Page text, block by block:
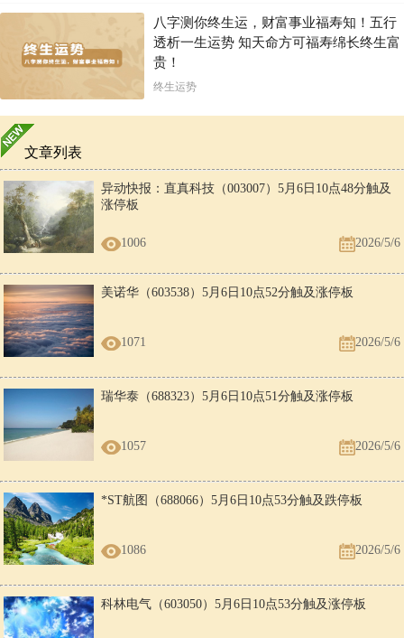
八字测你终生运，财富事业福寿知！五行
透析一生运势 知天命方可福寿绵长终生富
贵！
终生运势
文章列表
异动快报：直真科技（003007）5月6日10点48分触及
涨停板
1006 2026/5/6
美诺华（603538）5月6日10点52分触及涨停板
1071 2026/5/6
瑞华泰（688323）5月6日10点51分触及涨停板
1057 2026/5/6
*ST航图（688066）5月6日10点53分触及跌停板
1086 2026/5/6
科林电气（603050）5月6日10点53分触及涨停板